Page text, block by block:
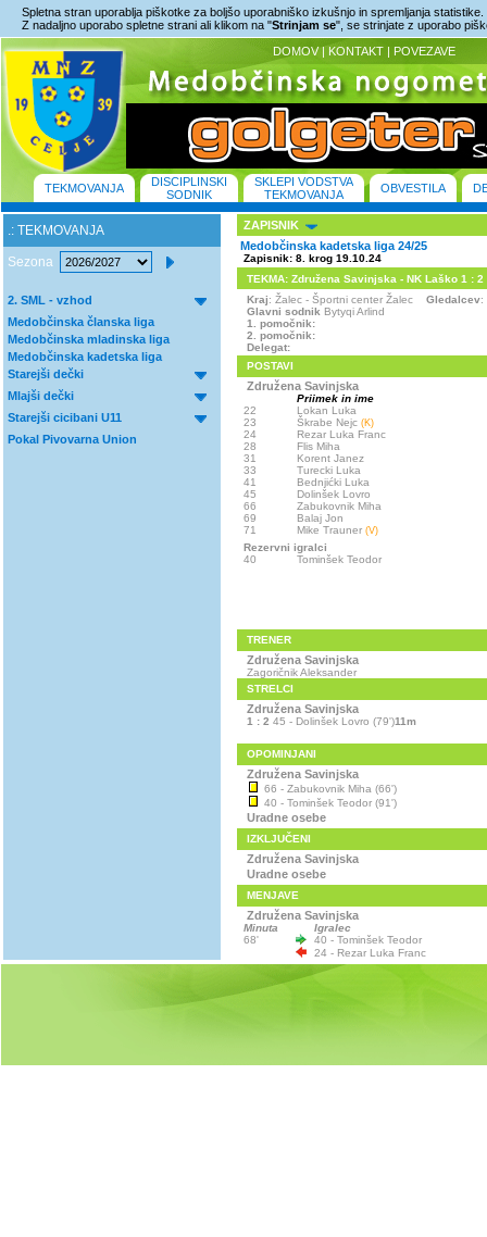
Spletna stran uporablja piškotke za boljšo uporabniško izkušnjo in spremljanja statistike.
Z nadaljno uporabo spletne strani ali klikom na "Strinjam se", se strinjate z uporabo
DOMOV | KONTAKT | POVEZAVE
TEKMOVANJA
DISCIPLINSKI
SODNIK
SKLEPI VODSTVA
TEKMOVANJA
OBVESTILA
.: TEKMOVANJA
Sezona
2. SML - vzhod
Medobčinska članska liga
Medobčinska mladinska liga
Medobčinska kadetska liga
Starejši dečki
Mlajši dečki
Starejši cicibani U11
Pokal Pivovarna Union
ZAPISNIK
Medobčinska kadetska liga 24/25
Zapisnik: 8. krog 19.10.24
TEKMA: Združena Savinjska - NK Laško 1 : 2
Kraj: Žalec - Športni center Žalec Gledalcev:
Glavni sodnik Bytyqi Arlind
1. pomočnik:
2. pomočnik:
Delegat:
POSTAVI
Združena Savinjska
Priimek in ime
22
Lokan Luka
23
Škrabe Nejc (K)
24
Rezar Luka Franc
28
Flis Miha
31
Korent Janez
33
Turecki Luka
41
Bednjićki Luka
45
Dolinšek Lovro
66
Zabukovnik Miha
69
Balaj Jon
71
Mike Trauner (V)
Rezervni igralci
40
Tominšek Teodor
TRENER
Združena Savinjska
Zagoričnik Aleksander
STRELCI
Združena Savinjska
1 : 2 45 - Dolinšek Lovro (79')11m
OPOMINJANI
Združena Savinjska
66 - Zabukovnik Miha (66')
40 - Tominšek Teodor (91')
Uradne osebe
IZKLJUČENI
Združena Savinjska
Uradne osebe
MENJAVE
Združena Savinjska
Minuta
Igralec
68'
40 - Tominšek Teodor
24 - Rezar Luka Franc